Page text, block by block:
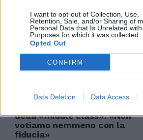
I want to opt-out of Collection, Use,
Retention, Sale, and/or Sharing of
Personal Data that Is Unrelated
Purposes for which it was collected.
Opted Out
CONFIRM
Data Deletion Data Access
Da Forza Italia appello a
Berlusconi: «Troppi pericoli,
votiamo la missione»
della «middle class»: «Non
votiamo nemmeno con la
fiducia»